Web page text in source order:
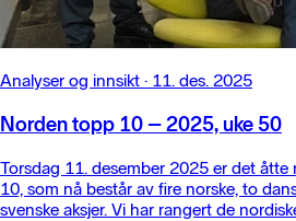
Analyser og innsikt · 11. des. 2025
Norden topp 10 – 2025, uke 50
Torsdag 11. desember 2025 er det
10, som nå består av fire norske, to
svenske aksjer. Vi har rangert de